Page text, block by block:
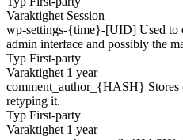
Varaktighet Session
wp-settings-{time}-[UID] Used to
admin interface and possibly the
Typ First-party
Varaktighet 1 year
comment_author_{HASH}
retyping it.
Typ First-party
Varaktighet 1 year